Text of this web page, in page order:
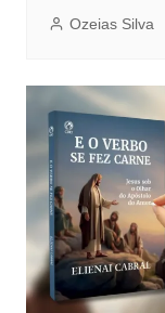
Ozeias Silva